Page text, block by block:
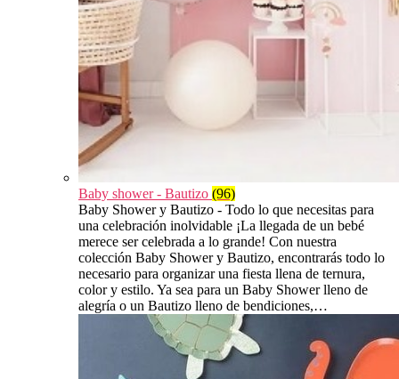
Baby shower - Bautizo (96)
Baby Shower y Bautizo - Todo lo que necesitas para
una celebración inolvidable ¡La llegada de un bebé
merece ser celebrada a lo grande! Con nuestra
colección Baby Shower y Bautizo, encontrarás todo lo
necesario para organizar una fiesta llena de ternura,
color y estilo. Ya sea para un Baby Shower lleno de
alegría o un Bautizo lleno de bendiciones,…